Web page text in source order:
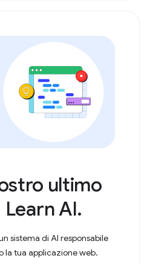
ultimo
AI.
sistema di AI responsabile
la tua applicazione web.